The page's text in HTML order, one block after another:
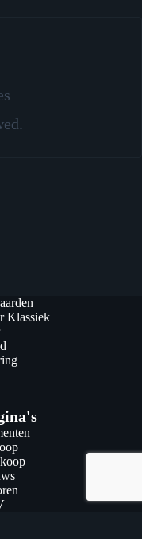
Klassiek